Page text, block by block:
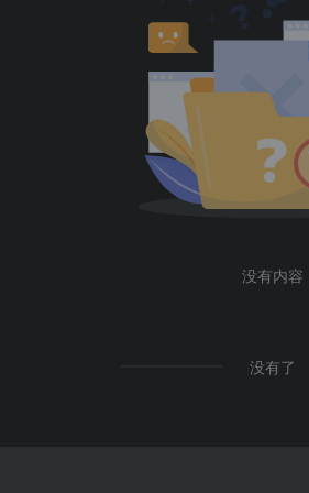
没有内容
没有了